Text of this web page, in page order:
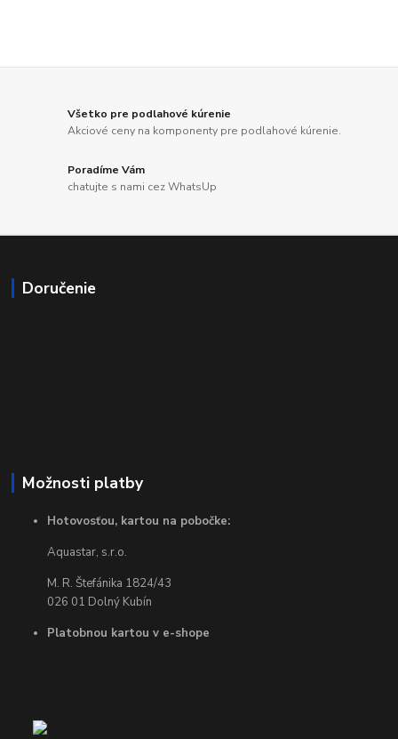
Všetko pre podlahové kúrenie
Akciové ceny na komponenty pre podlahové kúrenie.
Poradíme Vám
chatujte s nami cez WhatsUp
Doručenie
Možnosti platby
Hotovosťou, kartou na pobočke:
Aquastar, s.r.o.
M. R. Štefánika 1824/43
026 01 Dolný Kubín
Platobnou kartou v e-shope